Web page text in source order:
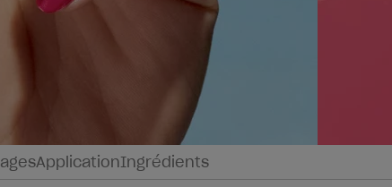
ApplicationIngrédients